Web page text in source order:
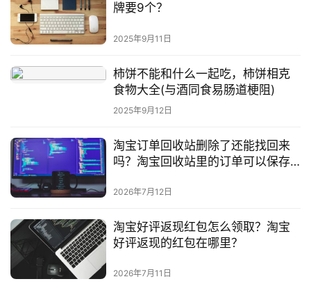
牌要9个？
2025年9月11日
柿饼不能和什么一起吃，柿饼相克
食物大全(与酒同食易肠道梗阻)
2025年9月12日
淘宝订单回收站删除了还能找回来
吗？淘宝回收站里的订单可以保存
2026年7月12日
淘宝好评返现红包怎么领取？淘宝
好评返现的红包在哪里？
2026年7月11日